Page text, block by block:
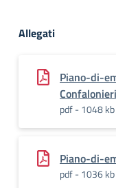
Allegati
Piano-di-
Confalonieri
pdf - 1048 kb
Piano-di-
pdf - 1036 kb